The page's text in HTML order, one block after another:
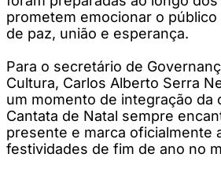
prometem emocionar o
de paz, união e esperança.
Para o secretário de
Cultura, Carlos Alberto Serra
um momento de integração da
Cantata de Natal sempre
presente e marca oficialmente
festividades de fim de ano no